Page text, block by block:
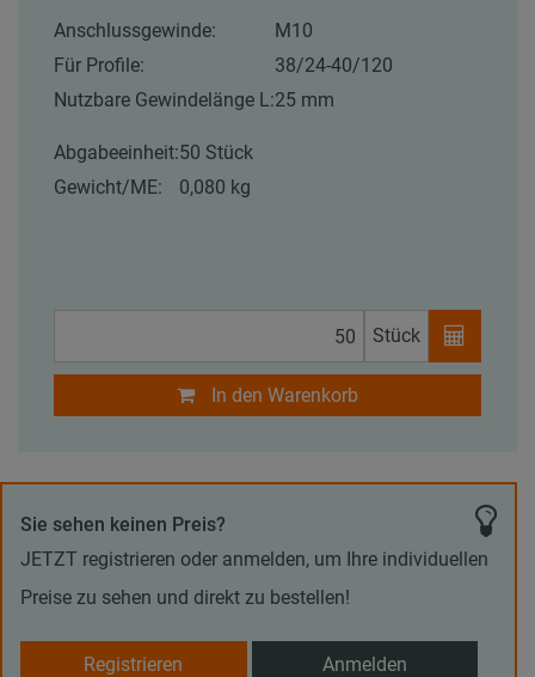
Anschlussgewinde:
M10
Für Profile:
38/24-40/120
Nutzbare Gewindelänge L:25 mm
Abgabeeinheit:50 Stück
Gewicht/ME:
0,080 kg
Stück
In den Warenkorb
Sie sehen keinen Preis?
JETZT registrieren oder anmelden, um Ihre individuellen
Preise zu sehen und direkt zu bestellen!
Registrieren Anmelden